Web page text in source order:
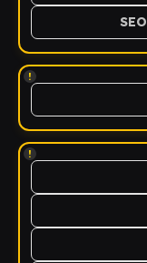
!
!